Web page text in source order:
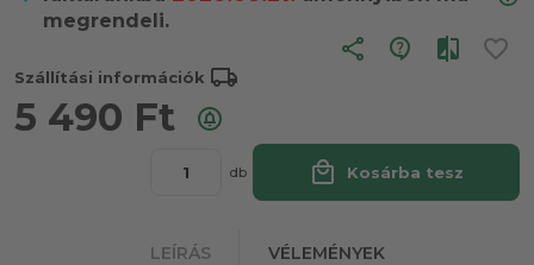
megrendeli.
share
Szállítási információk local_shipping
5 490 Ft
db local_mall Kosárba tesz
LEÍRÁS VÉLEMÉNYEK